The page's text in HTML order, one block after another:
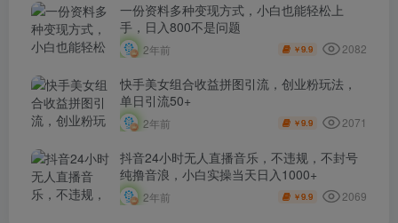
一份资料多种变现方式，小白也能轻松上
手，日入800不是问题
2年前 ￥9.9 2082
快手美女组合收益拼图引流，创业粉玩法，
单日引流50+
2年前 ￥9.9 2071
抖音24小时无人直播音乐，不违规，不封号
纯撸音浪，小白实操当天日入1000+
2年前 ￥9.9 2069